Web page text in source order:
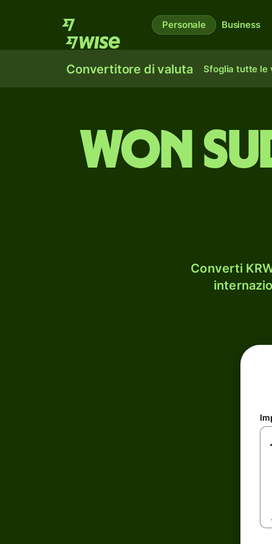
Personale Business
Convertitore di valuta Sfoglia tutte le
won
Converti